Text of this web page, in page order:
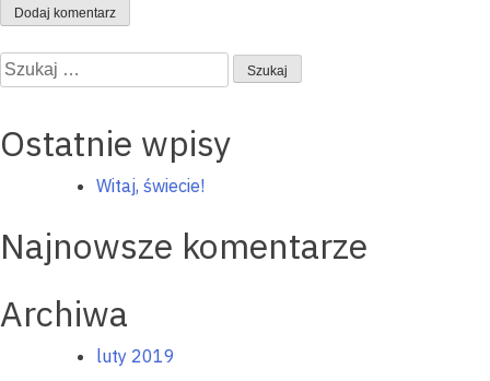
Szukaj:
Ostatnie wpisy
Witaj, świecie!
Najnowsze komentarze
Archiwa
luty 2019